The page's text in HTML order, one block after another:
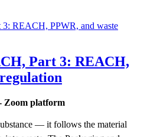
Part 3: REACH,
Zoom platform
— it follows the material